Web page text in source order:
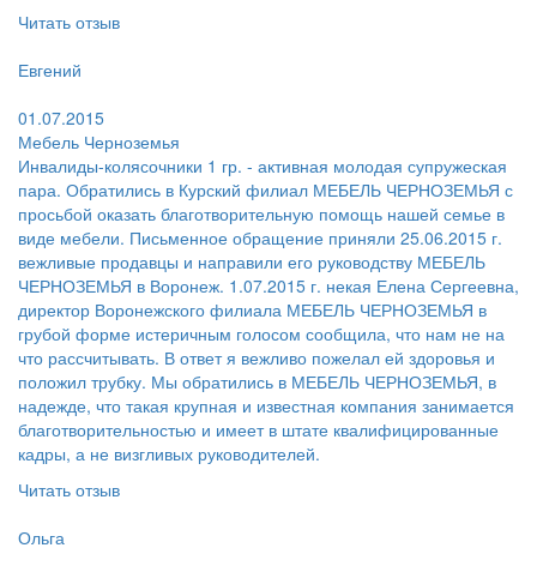
Читать отзыв
Евгений
01.07.2015
Мебель Черноземья
Инвалиды-колясочники 1 гр. - активная молодая супружеская
пара. Обратились в Курский филиал МЕБЕЛЬ ЧЕРНОЗЕМЬЯ с
просьбой оказать благотворительную помощь нашей семье в
виде мебели. Письменное обращение приняли 25.06.2015 г.
вежливые продавцы и направили его руководству МЕБЕЛЬ
ЧЕРНОЗЕМЬЯ в Воронеж. 1.07.2015 г. некая Елена Сергеевна,
директор Воронежского филиала МЕБЕЛЬ ЧЕРНОЗЕМЬЯ в
грубой форме истеричным голосом сообщила, что нам не на
что рассчитывать. В ответ я вежливо пожелал ей здоровья и
положил трубку. Мы обратились в МЕБЕЛЬ ЧЕРНОЗЕМЬЯ, в
надежде, что такая крупная и известная компания занимается
благотворительностью и имеет в штате квалифицированные
кадры, а не визгливых руководителей.
Читать отзыв
Ольга